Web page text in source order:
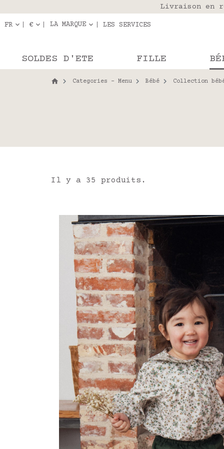
Les
Livraison en
FR € LA MARQUE LES SERVICES
SOLDES D'ETE FILLE
Categories - Menu Bébé Collection
Il y a 35 produits.